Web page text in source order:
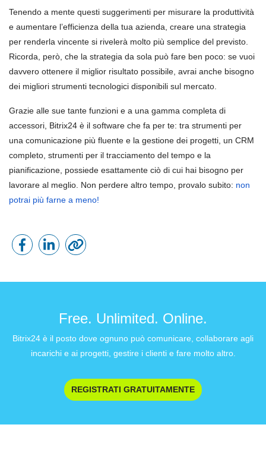
Tenendo a mente questi suggerimenti per misurare la produttività
e aumentare l’efficienza della tua azienda, creare una strategia
per renderla vincente si rivelerà molto più semplice del previsto.
Ricorda, però, che la strategia da sola può fare ben poco: se vuoi
davvero ottenere il miglior risultato possibile, avrai anche bisogno
dei migliori strumenti tecnologici disponibili sul mercato.
Grazie alle sue tante funzioni e a una gamma completa di
accessori, Bitrix24 è il software che fa per te: tra strumenti per
una comunicazione più fluente e la gestione dei progetti, un CRM
completo, strumenti per il tracciamento del tempo e la
pianificazione, possiede esattamente ciò di cui hai bisogno per
lavorare al meglio. Non perdere altro tempo, provalo subito: non
potrai più farne a meno!
Free. Unlimited. Online.
Bitrix24 è il posto dove ognuno può comunicare, collaborare agli
incarichi e ai progetti, gestire i clienti e fare molto altro.
REGISTRATI GRATUITAMENTE